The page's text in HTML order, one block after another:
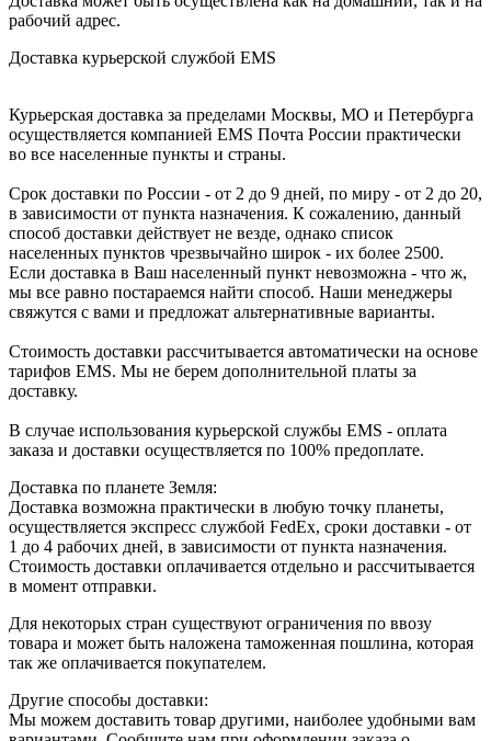
рабочий адрес.
Доставка курьерской службой EMS
Курьерская доставка за пределами Москвы, МО и Петербурга
осуществляется компанией ЕМS Почта России практически
во все населенные пункты и страны.
Срок доставки по России - от 2 до 9 дней, по миру - от 2 до 20,
в зависимости от пункта назначения. К сожалению, данный
способ доставки действует не везде, однако список
населенных пунктов чрезвычайно широк - их более 2500.
Если доставка в Ваш населенный пункт невозможна - что ж,
мы все равно постараемся найти способ. Наши менеджеры
свяжутся с вами и предложат альтернативные варианты.
Стоимость доставки рассчитывается автоматически на основе
тарифов ЕМS. Мы не берем дополнительной платы за
доставку.
В случае использования курьерской службы EMS - оплата
заказа и доставки осуществляется по 100% предоплате.
Доставка по планете Земля:
Доставка возможна практически в любую точку планеты,
осуществляется экспресс службой FedEx, сроки доставки - от
1 до 4 рабочих дней, в зависимости от пункта назначения.
Стоимость доставки оплачивается отдельно и рассчитывается
в момент отправки.
Для некоторых стран существуют ограничения по ввозу
товара и может быть наложена таможенная пошлина, которая
так же оплачивается покупателем.
Другие способы доставки:
Мы можем доставить товар другими, наиболее удобными вам